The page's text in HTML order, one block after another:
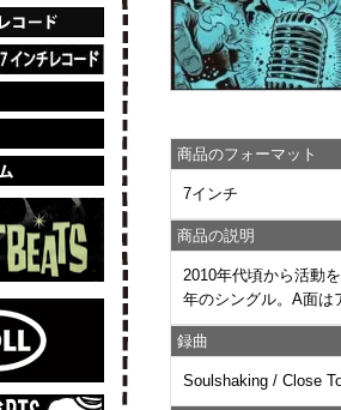
商品のフォーマット
7インチ
商品の説明
2010年代頃から活動
年のシングル。A面は
録曲
Soulshaking / Close